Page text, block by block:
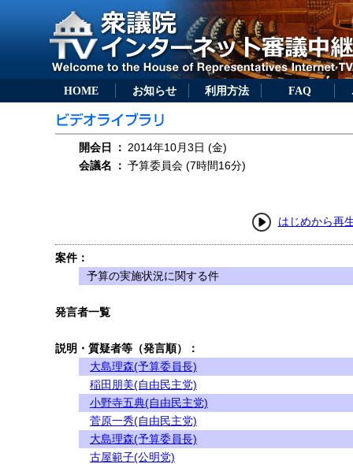
HOME お知らせ 利用方法 FAQ
開会日 ： 2014年10月3日 (金)
会議名
： 予算委員会 (7時間16分)
はじめから再
案件：
予算の実施状況に関する件
発言者一覧
説明・質疑者等（発言順）：
大島理森(予算委員長)
稲田朋美(自由民主党)
小野寺五典(自由民主党)
菅原一秀(自由民主党)
大島理森(予算委員長)
古屋範子(公明党)